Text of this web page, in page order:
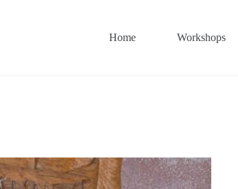
Home Workshops